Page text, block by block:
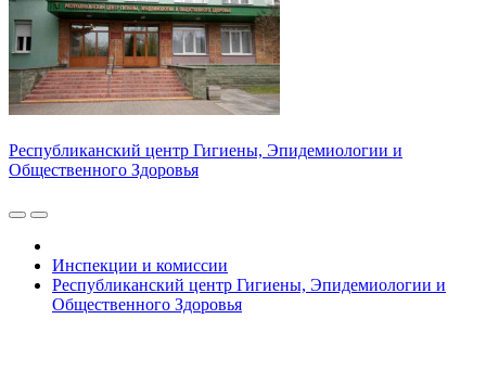
Республиканский центр Гигиены, Эпидемиологии и
Общественного Здоровья
Инспекции и комиссии
Республиканский центр Гигиены, Эпидемиологии и
Общественного Здоровья